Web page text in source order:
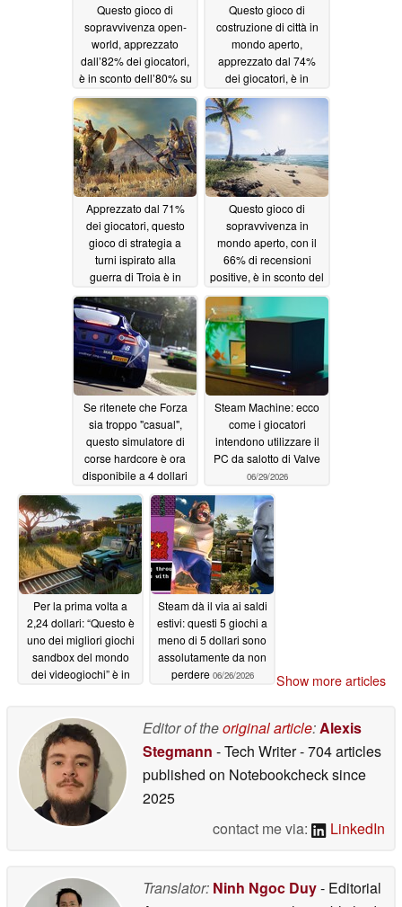
Questo gioco di
sopravvivenza open-
world, apprezzato
dall’82% dei giocatori,
è in sconto dell’80% su
Steam07/03/2026
Questo gioco di
costruzione di città in
mondo aperto,
apprezzato dal 74%
dei giocatori, è in
sconto del 50% su
Steam
Apprezzato dal 71%
dei giocatori, questo
gioco di strategia a
turni ispirato alla
guerra di Troia è in
sconto dell'80% su
Steam07/01/2026
Questo gioco di
sopravvivenza in
mondo aperto, con il
66% di recensioni
positive, è in sconto del
65% su Steam
06/30/2026
Se ritenete che Forza
sia troppo "casual",
questo simulatore di
corse hardcore è ora
disponibile a 4 dollari
su Steam06/29/2026
Steam Machine: ecco
come i giocatori
intendono utilizzare il
PC da salotto di Valve
06/29/2026
Per la prima volta a
2,24 dollari: “Questo è
uno dei migliori giochi
sandbox del mondo
dei videogiochi” è in
Steam dà il via ai saldi
estivi: questi 5 giochi a
meno di 5 dollari sono
assolutamente da non
perdere 06/26/2026 Show more articles
Editor of theoriginal article:Alexis
Stegmann - Tech Writer- 704 articles
published on Notebookchecksince
2025
contact me via:
LinkedIn
Translator: Ninh Ngoc Duy- Editorial